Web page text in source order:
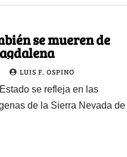
se mueren de
LUIS F. OSPINO
se refleja en las
de la Sierra Nevada de